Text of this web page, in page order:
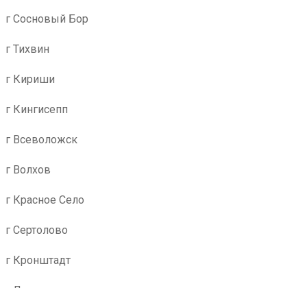
г Сосновый Бор
г Тихвин
г Кириши
г Кингисепп
г Всеволожск
г Волхов
г Красное Село
г Сертолово
г Кронштадт